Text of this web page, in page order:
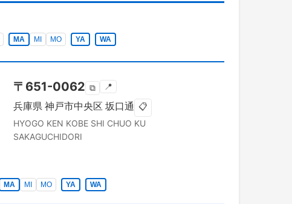
MA MI MO YA WA
〒 651-0062 ⧉ 📍
兵庫県 神戸市中央区 坂口通 📋
HYOGO KEN KOBE SHI CHUO KU
SAKAGUCHIDORI
MA MI MO YA WA